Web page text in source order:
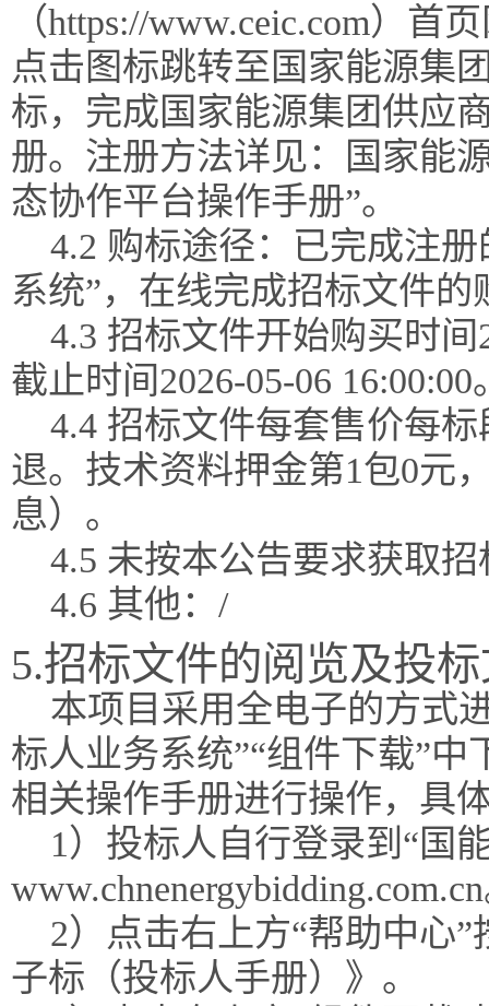
（https://www.ceic.com）首
点击图标跳转至国家能源集
标，完成国家能源集团供应
册。注册方法详见：国家能
态协作平台操作手册”。
4.2 购标途径：已完成注
系统”，在线完成招标文件的
4.3 招标文件开始购买时间
截止时间2026-05-06 16:00:00
4.4 招标文件每套售价每
退。技术资料押金第1包0元
息）。
4.5 未按本公告要求获取
4.6 其他：/
5.招标文件的阅览及投
本项目采用全电子的方式
标人业务系统”“组件下载”
相关操作手册进行操作，具
1）投标人自行登录到“国
2）点击右上方“帮助中心
子标（投标人手册）》。